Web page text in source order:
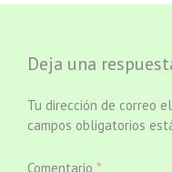
Deja una
Tu dirección de correo
campos obligatorios
Comentario *